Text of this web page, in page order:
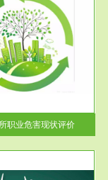
职业危害现状评价